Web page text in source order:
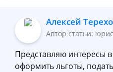
Алексей
Автор статьи:
Представляю интересы
оформить льготы,